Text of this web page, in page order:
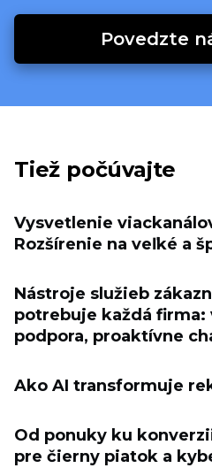
Povedzte
Tiež počúvajte
Vysvetlenie
Rozšírenie na veľké a
Nástroje služieb
potrebuje každá firma:
podpora, proaktívne
Ako AI transformuje
Od ponuky ku
pre čierny piatok a